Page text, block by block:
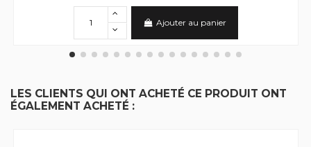
Ajouter au panier
LES CLIENTS QUI ONT ACHETÉ CE PRODUIT ONT
ÉGALEMENT ACHETÉ :